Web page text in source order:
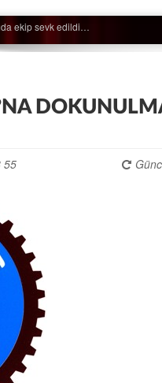
Dakika |Ağaçtan düştü…
55